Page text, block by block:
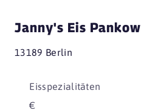
Janny's Eis Pankow
13189 Berlin
Eisspezialitäten
€